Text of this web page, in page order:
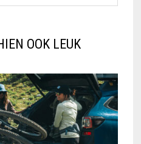
OOK LEUK